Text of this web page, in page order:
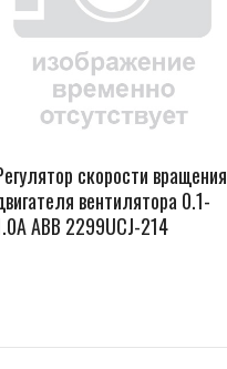
скорости вращения
вентилятора 0.1-
ABB 2299UCJ-214